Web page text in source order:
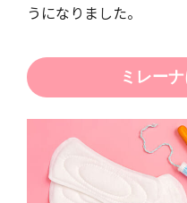
うになりました。
ミレー